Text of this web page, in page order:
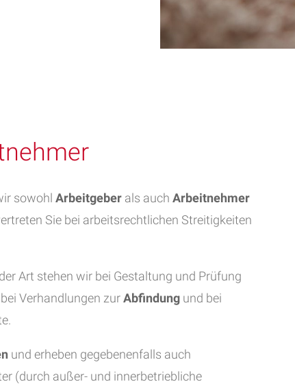
sowohl Arbeitgeber als auch Arbeitnehmer
Sie bei arbeitsrechtlichen Streitigkeiten
Art stehen wir bei Gestaltung und Prüfung
Verhandlungen zurAbfindung und bei
und erheben gegebenenfalls auch
(durch außer- und innerbetriebliche